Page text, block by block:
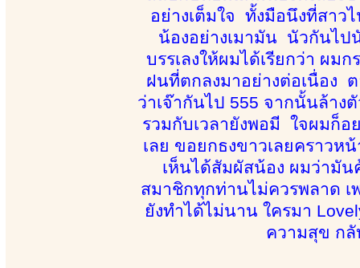
อย่างเต็มใจ ทั้งมือนึงที่สาว
น้องอย่างเมามัน นัวกันไป
บรรเลงให้ผมได้เรียกว่า ผม
ฝนที่ตกลงมาอย่างต่อเนื่อง
ว่าเจ๊ากันไป 555 จากนั้นล้าง
รวมกับเวลายังพอมี ใจผมก็
เลย ขอยกธงขาวเลยคราวห
เห็นได้สัมผัสน้อง ผมว่ามั
สมาชิกทุกท่านไม่ควรพลาด เ
ยังทำได้ไม่นาน ใครมา
ความสุข กลั